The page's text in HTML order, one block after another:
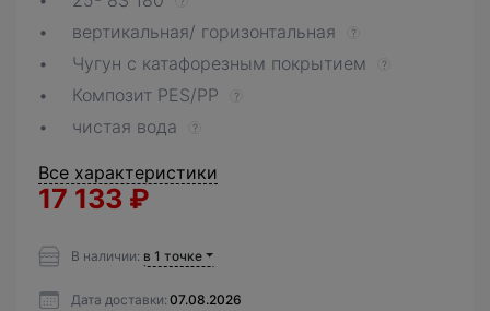
вертикальная/ горизонтальная ?
Чугун с катафорезным покрытием ?
Композит PES/PP ?
чистая вода ?
Все характеристики
17 133 ₽
В наличии: в 1 точке
Дата доставки: 07.08.2026